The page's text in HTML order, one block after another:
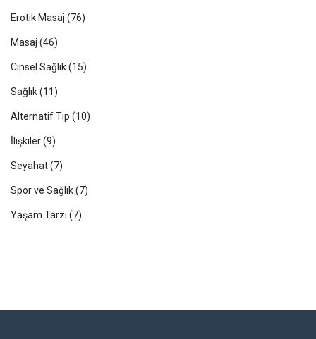
Erotik Masaj (76)
Masaj (46)
Cinsel Sağlık(15)
Sağlık(11)
Alternatif Tıp (10)
İlişkiler(9)
Seyahat(7)
Spor ve Sağlık(7)
Yaşam Tarzı (7)